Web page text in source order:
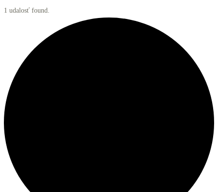
1 udalosť found.